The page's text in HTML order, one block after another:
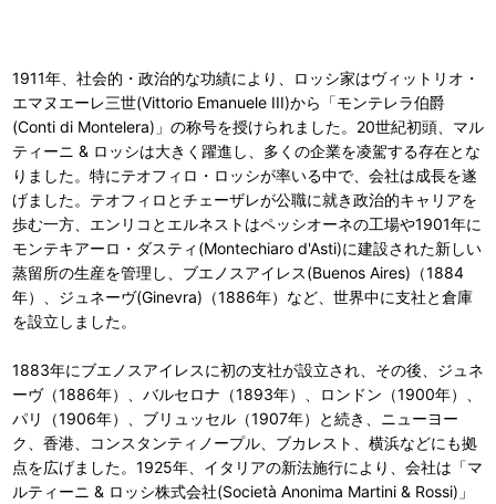
1911年、社会的・政治的な功績により、ロッシ家はヴィットリオ・
エマヌエーレ三世(Vittorio Emanuele III)から「モンテレラ伯爵
(Conti di Montelera)」の称号を授けられました。20世紀初頭、マル
ティーニ & ロッシは大きく躍進し、多くの企業を凌駕する存在とな
りました。特にテオフィロ・ロッシが率いる中で、会社は成長を遂
げました。テオフィロとチェーザレが公職に就き政治的キャリアを
歩む一方、エンリコとエルネストはペッシオーネの工場や1901年に
モンテキアーロ・ダスティ(Montechiaro d'Asti)に建設された新しい
蒸留所の生産を管理し、ブエノスアイレス(Buenos Aires)（1884
年）、ジュネーヴ(Ginevra)（1886年）など、世界中に支社と倉庫
を設立しました。
1883年にブエノスアイレスに初の支社が設立され、その後、ジュネ
ーヴ（1886年）、バルセロナ（1893年）、ロンドン（1900年）、
パリ（1906年）、ブリュッセル（1907年）と続き、ニューヨー
ク、香港、コンスタンティノープル、ブカレスト、横浜などにも拠
点を広げました。1925年、イタリアの新法施行により、会社は「マ
ルティーニ & ロッシ株式会社(Società Anonima Martini & Rossi)」